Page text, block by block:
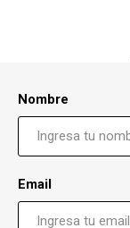
Nombre
Email